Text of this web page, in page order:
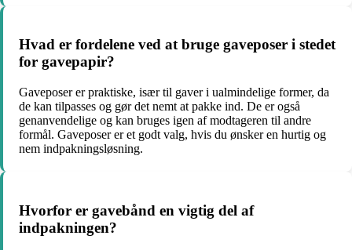
Hvad er fordelene ved at bruge gaveposer i stedet
for gavepapir?
Gaveposer er praktiske, især til gaver i ualmindelige former, da
de kan tilpasses og gør det nemt at pakke ind. De er også
genanvendelige og kan bruges igen af modtageren til andre
formål. Gaveposer er et godt valg, hvis du ønsker en hurtig og
nem indpakningsløsning.
Hvorfor er gavebånd en vigtig del af
indpakningen?